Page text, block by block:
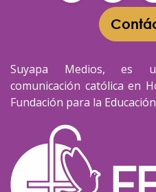
Suyapa Medios, es
comunicación católica en
Fundación para la